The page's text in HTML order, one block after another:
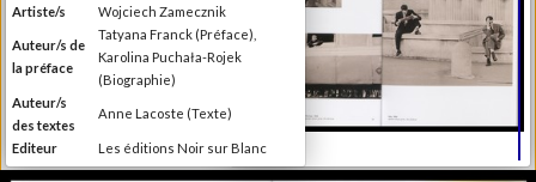
Artiste/s
Wojciech Zamecznik
Auteur/s de
la préface
Tatyana Franck (Préface),
Karolina Puchała-Rojek
(Biographie)
Auteur/s
des textes
Anne Lacoste (Texte)
Editeur
Les éditions Noir sur Blanc
Lieu